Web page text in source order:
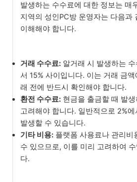
발생하는 수수료에 대한 정보는 매
지역의 성인PC방 운영자는 다음과
이해해야 합니다.
거래 수수료: 알거래 시 발생하는
서 15% 사이입니다. 이는 거래 금
래 전에 반드시 확인해야 합니다.
환전 수수료: 현금을 출금할 때 발
고려해야 합니다. 일반적으로 2%
발생할 수 있습니다.
기타 비용: 플랫폼 사용료나 관리비
수 있으므로, 이를 미리 고려하여
다.